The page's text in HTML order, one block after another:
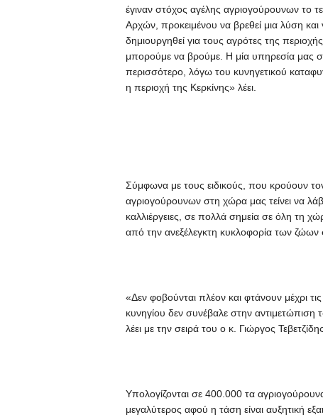
έγιναν στόχος αγέλης αγριογούρουνων το
Αρχών, προκειμένου να βρεθεί μια λύση
δημιουργηθεί για τους αγρότες της
μπορούμε να βρούμε. Η μία υπηρεσία μας
περισσότερο, λόγω του κυνηγετικού
η περιοχή της Κερκίνης» λέει.
Σύμφωνα με τους ειδικούς, που κρούουν
αγριογούρουνων στη χώρα μας τείνει να
καλλιέργειες, σε πολλά σημεία σε όλη τη
από την ανεξέλεγκτη κυκλοφορία των ζώων
«Δεν φοβούνται πλέον και φτάνουν μέχρι
κυνηγίου δεν συνέβαλε στην αντιμετώπιση
λέει με την σειρά του ο κ. Γιώργος
Υπολογίζονται σε 400.000 τα
μεγαλύτερος αφού η τάση είναι αυξητική